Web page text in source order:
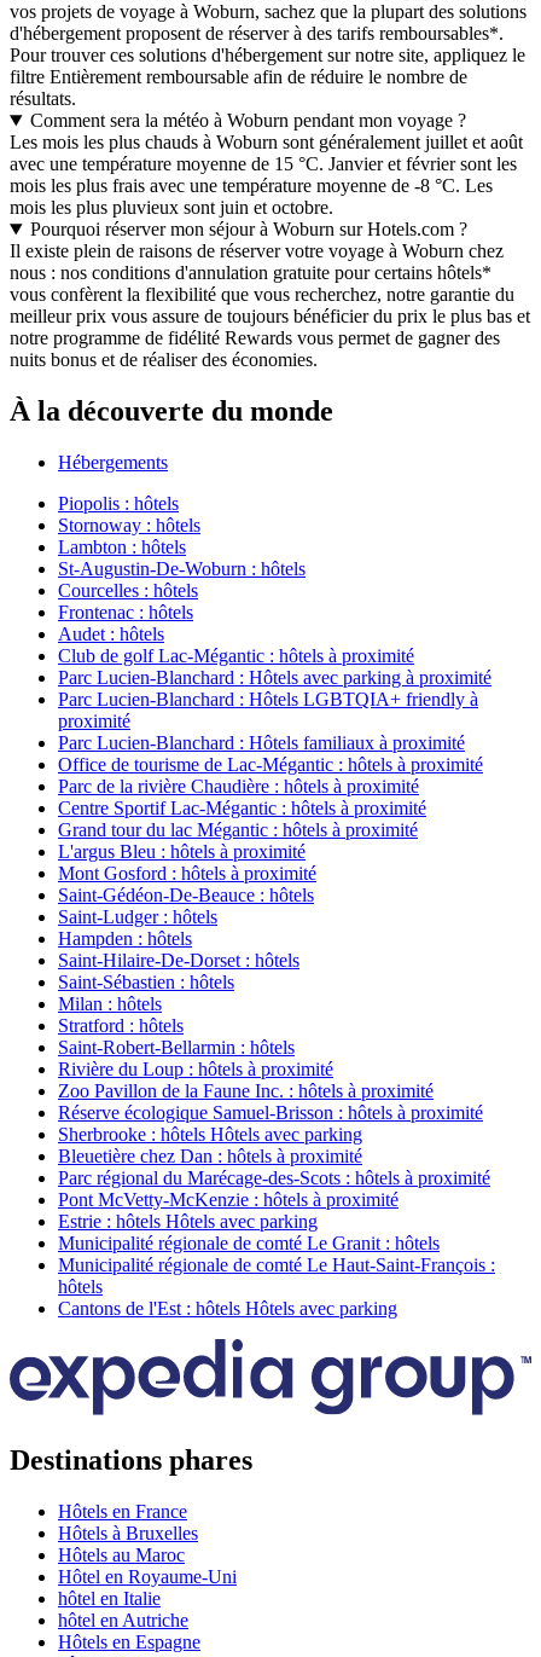
vos projets de voyage à Woburn, sachez que la plupart des solutions
d'hébergement proposent de réserver à des tarifs remboursables*.
Pour trouver ces solutions d'hébergement sur notre site, appliquez le
filtre Entièrement remboursable afin de réduire le nombre de
résultats.
Comment sera la météo à Woburn pendant mon voyage ?
Les mois les plus chauds à Woburn sont généralement juillet et août
avec une température moyenne de 15 °C. Janvier et février sont les
mois les plus frais avec une température moyenne de -8 °C. Les
mois les plus pluvieux sont juin et octobre.
Pourquoi réserver mon séjour à Woburn sur Hotels.com ?
Il existe plein de raisons de réserver votre voyage à Woburn chez
nous : nos conditions d'annulation gratuite pour certains hôtels*
vous confèrent la flexibilité que vous recherchez, notre garantie du
meilleur prix vous assure de toujours bénéficier du prix le plus bas et
notre programme de fidélité Rewards vous permet de gagner des
nuits bonus et de réaliser des économies.
À la découverte du monde
Hébergements
Piopolis : hôtels
Stornoway : hôtels
Lambton : hôtels
St-Augustin-De-Woburn : hôtels
Courcelles : hôtels
Frontenac : hôtels
Audet : hôtels
Club de golf Lac-Mégantic : hôtels à proximité
Parc Lucien-Blanchard : Hôtels avec parking à proximité
Parc Lucien-Blanchard : Hôtels LGBTQIA+ friendly à
proximité
Parc Lucien-Blanchard : Hôtels familiaux à proximité
Office de tourisme de Lac-Mégantic : hôtels à proximité
Parc de la rivière Chaudière : hôtels à proximité
Centre Sportif Lac-Mégantic : hôtels à proximité
Grand tour du lac Mégantic : hôtels à proximité
L'argus Bleu : hôtels à proximité
Mont Gosford : hôtels à proximité
Saint-Gédéon-De-Beauce : hôtels
Saint-Ludger : hôtels
Hampden : hôtels
Saint-Hilaire-De-Dorset : hôtels
Saint-Sébastien : hôtels
Milan : hôtels
Stratford : hôtels
Saint-Robert-Bellarmin : hôtels
Rivière du Loup : hôtels à proximité
Zoo Pavillon de la Faune Inc. : hôtels à proximité
Réserve écologique Samuel-Brisson : hôtels à proximité
Sherbrooke : hôtels Hôtels avec parking
Bleuetière chez Dan : hôtels à proximité
Parc régional du Marécage-des-Scots : hôtels à proximité
Pont McVetty-McKenzie : hôtels à proximité
Estrie : hôtels Hôtels avec parking
Municipalité régionale de comté Le Granit : hôtels
Municipalité régionale de comté Le Haut-Saint-François :
hôtels
Cantons de l'Est : hôtels Hôtels avec parking
Destinations phares
Hôtels en France
Hôtels à Bruxelles
Hôtels au Maroc
Hôtel en Royaume-Uni
hôtel en Italie
hôtel en Autriche
Hôtels en Espagne